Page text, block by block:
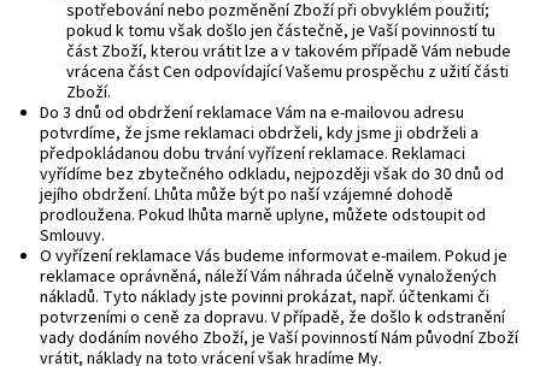
spotřebování nebo pozměnění Zboží při obvyklém použití;
pokud k tomu však došlo jen částečně, je Vaší povinností tu
část Zboží, kterou vrátit lze a v takovém případě Vám nebude
vrácena část Cen odpovídající Vašemu prospěchu z užití části
Zboží.
Do 3 dnů od obdržení reklamace Vám na e-mailovou adresu
potvrdíme, že jsme reklamaci obdrželi, kdy jsme ji obdrželi a
předpokládanou dobu trvání vyřízení reklamace. Reklamaci
vyřídíme bez zbytečného odkladu, nejpozději však do 30 dnů od
jejího obdržení. Lhůta může být po naší vzájemné dohodě
prodloužena. Pokud lhůta marně uplyne, můžete odstoupit od
Smlouvy.
O vyřízení reklamace Vás budeme informovat e-mailem. Pokud je
reklamace oprávněná, náleží Vám náhrada účelně vynaložených
nákladů. Tyto náklady jste povinni prokázat, např. účtenkami či
potvrzeními o ceně za dopravu. V případě, že došlo k odstranění
vady dodáním nového Zboží, je Vaší povinností Nám původní Zboží
vrátit, náklady na toto vrácení však hradíme My.